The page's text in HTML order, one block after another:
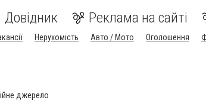
Довідник Реклама на сайті
Нерухомість Авто / Мото Оголошення
джерело